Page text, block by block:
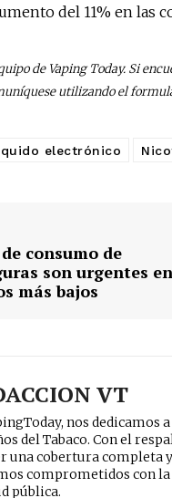
del 11% en las
de Vaping Today. Si
utilizando el
electrónico
consumo de
son urgentes en
más bajos
VT
nos
del Tabaco. Con el
una cobertura completa
comprometidos con
pública.